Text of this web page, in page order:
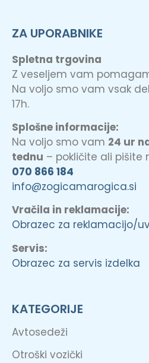
ZA UPORABNIKE
Spletna trgovina
Z veseljem vam
Na voljo smo vam vsak
17h.
Splošne informacije:
Na voljo smo vam 24 ur
tednu – pokličite ali pišite
070 866 184
info@zogicamarogica.si
Vračila in reklamacije:
Obrazec za reklamacijo/
Servis:
Obrazec za servis izdelka
KATEGORIJE
Avtosedeži
Otroški vozički